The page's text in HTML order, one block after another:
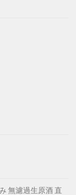
無濾過生原酒 直